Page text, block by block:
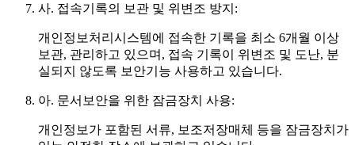
사. 접속기록의 보관 및 위변조 방지:
개인정보처리시스템에 접속한 기록을 최소 6개월 이상
보관, 관리하고 있으며, 접속 기록이 위변조 및 도난, 분
실되지 않도록 보안기능 사용하고 있습니다.
아. 문서보안을 위한 잠금장치 사용:
개인정보가 포함된 서류, 보조저장매체 등을 잠금장치가